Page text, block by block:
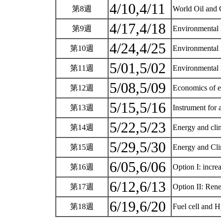
第8週 4/10,4/11 World Oil and
第9週 4/17,4/18
第10週 4/24,4/25
第11週 5/01,5/02
第12週 5/08,5/09 Economics of
第13週 5/15,5/16 Instrument for
第14週 5/22,5/23 Energy and
第15週 5/29,5/30 Energy and
第16週 6/05,6/06 Option I:
第17週 6/12,6/13 Option II:
第18週 6/19,6/20 Fuel cell and